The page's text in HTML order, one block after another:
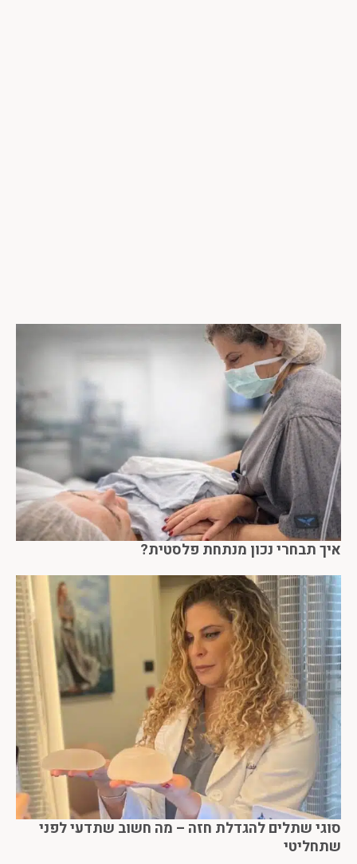
איך תבחרי נכון מנתחת פלסטית?
סוגי שתלים להגדלת חזה – מה חשוב שתדעי לפני
שתחליטי